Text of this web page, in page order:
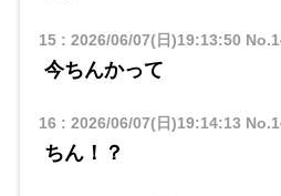
15: 2026/06/07(日)19:13:50
今ちんかって
16 : 2026/06/07(日)19:14:13
ちん！？